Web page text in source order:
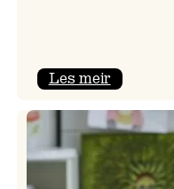
Les meir:
frå
Frøydis